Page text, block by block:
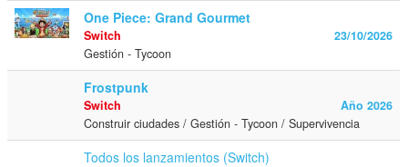
One Piece: Grand Gourmet
23/10/2026
Switch
Gestión - Tycoon
Frostpunk
Año 2026
Switch
Construir ciudades / Gestión - Tycoon / Supervivencia
Todos los lanzamientos (Switch)